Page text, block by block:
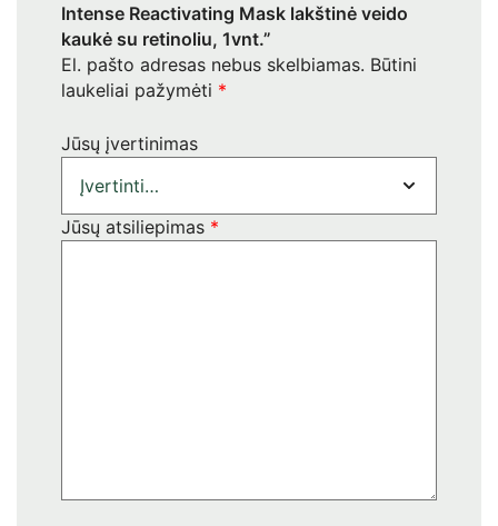
Intense Reactivating Mask lakštinė veido
kaukė su retinoliu, 1vnt.”
El. pašto adresas nebus skelbiamas. Būtini
laukeliai pažymėti *
Jūsų įvertinimas
Jūsų atsiliepimas *